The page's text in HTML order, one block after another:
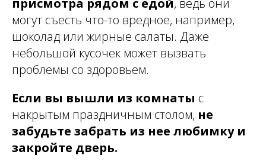
присмотра рядом с едой, ведь они
могут съесть что-то вредное, например,
шоколад или жирные салаты. Даже
небольшой кусочек может вызвать
проблемы со здоровьем.
Если вы вышли из комнаты с
накрытым праздничным столом, не
забудьте забрать из нее любимку и
закройте дверь.